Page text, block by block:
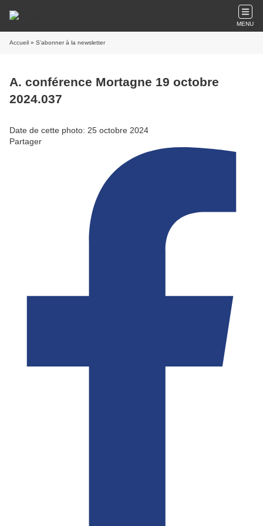
MENU
Accueil » S'abonner à la newsletter
A. conférence Mortagne 19 octobre
2024.037
Date de cette photo: 25 octobre 2024
Partager